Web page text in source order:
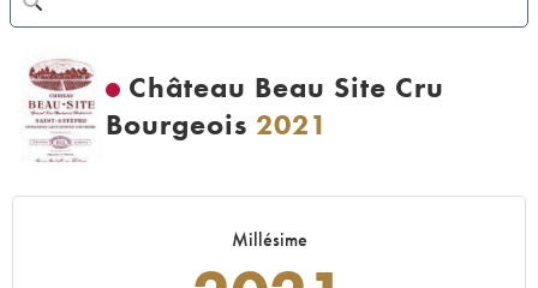
Château Beau Site Cru
Bourgeois 2021
Millésime